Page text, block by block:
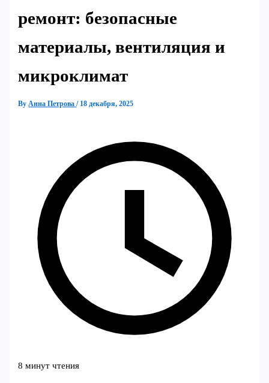
ремонт: безопасные
материалы, вентиляция и
микроклимат
ByАнна Петрова/ 18 декабря, 2025
8 минут чтения